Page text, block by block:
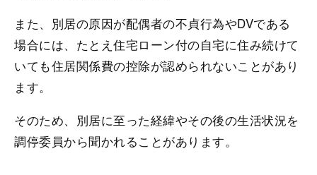
また、別居の原因が配偶者の不貞行為やDVである
場合には、たとえ住宅ローン付の自宅に住み続けて
いても住居関係費の控除が認められないことがあり
ます。
そのため、別居に至った経緯やその後の生活状況を
調停委員から聞かれることがあります。